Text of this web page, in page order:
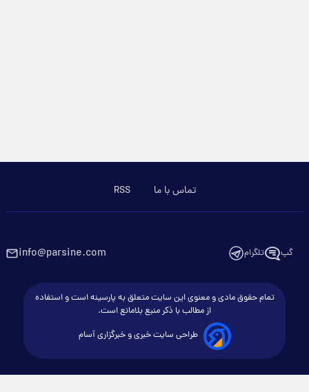
تماس با ما RSS
گپ تلگرام info@parsine.com
تمام حقوق مادی و معنوی این سایت متعلق به پارسینه است و استفاده
از مطالب با ذکر منبع بلامانع است.
طراحی سایت خبری و خبرگزاری آسام